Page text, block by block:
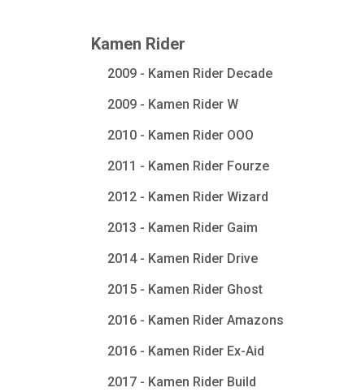
Kamen Rider
2009 - Kamen Rider Decade
2009 - Kamen Rider W
2010 - Kamen Rider OOO
2011 - Kamen Rider Fourze
2012 - Kamen Rider Wizard
2013 - Kamen Rider Gaim
2014 - Kamen Rider Drive
2015 - Kamen Rider Ghost
2016 - Kamen Rider Amazons
2016 - Kamen Rider Ex-Aid
2017 - Kamen Rider Build